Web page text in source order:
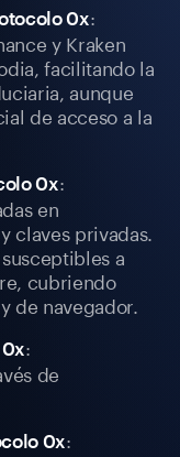
0x:
y Kraken
facilitando la
aunque
de acceso a la
0x:
en
claves privadas.
a
cubriendo
de navegador.
:
de
0x: